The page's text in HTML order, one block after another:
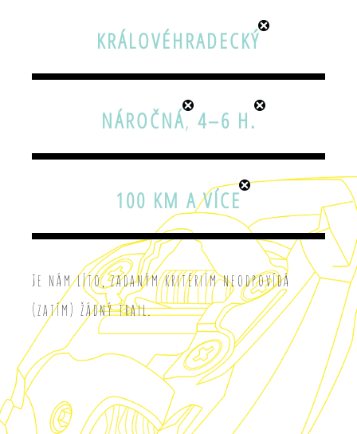
KRÁLOVÉHRADECKÝ
NÁROČNÁ, 4–6 H.
100 KM A VÍCE
Je nám líto, zadaným kritériím neodpovídá
(zatím) žádný trail.